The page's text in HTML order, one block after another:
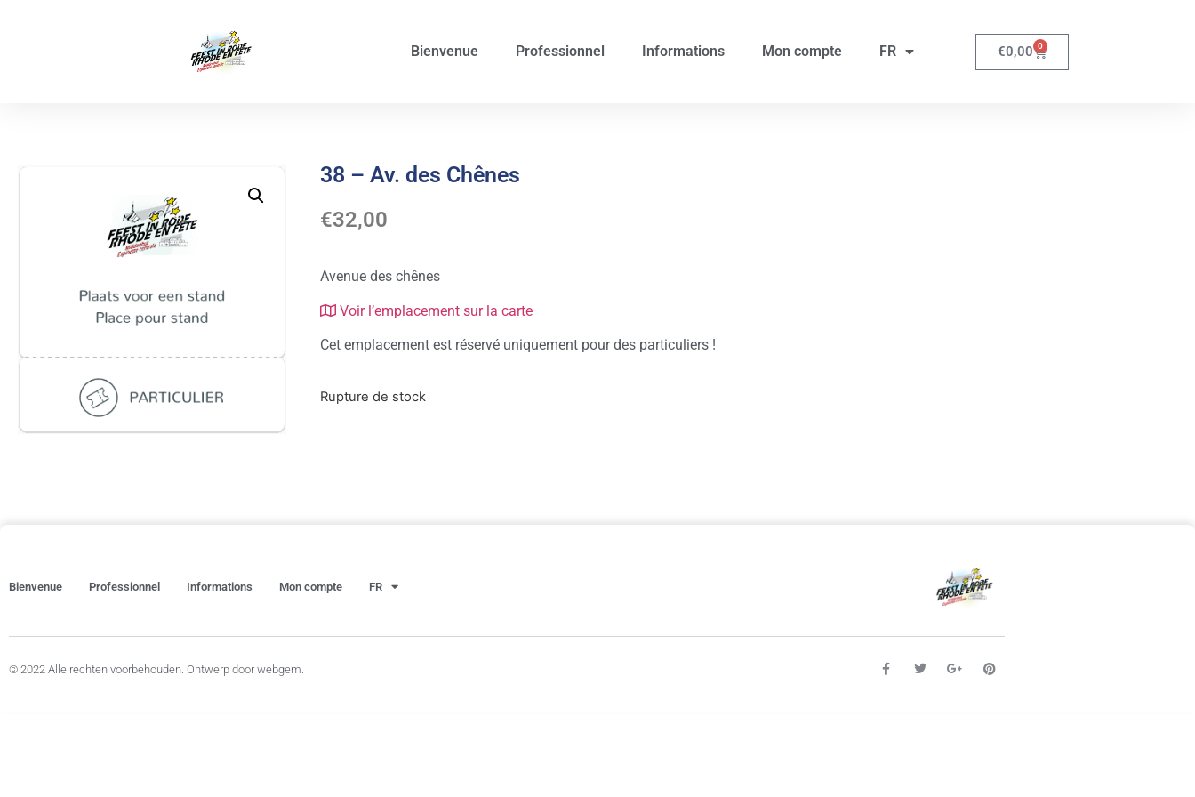
Bienvenue Professionnel Informations Mon compte FR €0,00 0
38 – Av. des Chênes
€32,00
Avenue des chênes
Voir l’emplacement sur la carte
Cet emplacement est réservé uniquement pour des particuliers !
Rupture de stock
Bienvenue Professionnel Informations Mon compte FR
© 2022 Alle rechten voorbehouden. Ontwerp door webgem.